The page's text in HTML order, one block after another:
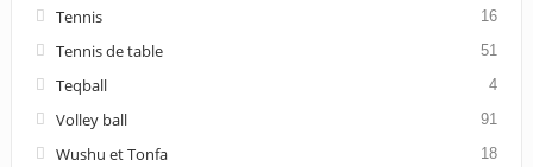
Tennis 16
Tennis de table 51
Teqball 4
Volley ball 91
Wushu et Tonfa 18